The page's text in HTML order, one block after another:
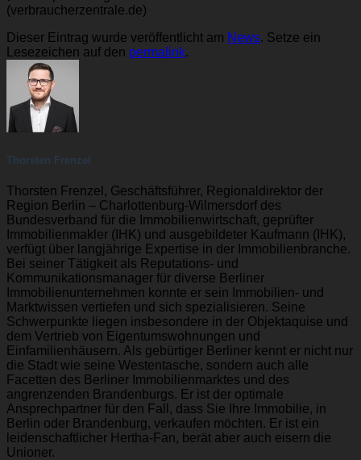
(verbraucherzentrale.de)
Dieser Eintrag wurde veröffentlicht am News. Setze ein
Lesezeichen auf den permalink.
Thorsten Frenzel
Thorsten Frenzel, Geschäftsführer, Regionaldirektor der
Region Berlin – Charlottenburg-Wilmersdorf des
Bundesverband für die Immobilienwirtschaft, geprüfter
Immobilienmakler (IHK) und ausgebildeter Kaufmann (IHK),
verfügt über langjährige Expertise in der Immobilienbranche.
Bei seiner Tätigkeit als Reputations- und
Kommunikationsmanager für diverse Berliner
Immobilienunternehmen konnte er sein Immobilien- und
Marktwissen vertiefen und sich spezialisieren. Seine
Schwerpunkte liegen insbesondere in der Objektaquise und
dem Vertrieb von Eigentumswohnungen und
Einfamilienhäusern. Als gebürtiger Berliner kennt er nicht nur
die Stadt wie seine Westentasche, sondern auch alle
Facetten des Berliner Immobilienmarktes und des
angrenzenden Brandenburgs. Er ist der optimale
Ansprechpartner für den Fall, dass Sie Ihre Immobilie, in
Berlin oder Brandenburg, verkaufen möchten. Er ist ein
leidenschaftlicher Hertha-Fan, berät aber auch eisern die
Unioner.